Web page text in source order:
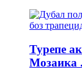
Турепе
Мозаика